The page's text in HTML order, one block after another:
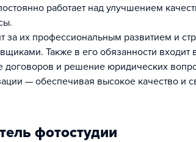
работает над улучшением
за их профессиональным развитием и
Также в его обязанности входит
и решение юридических
— обеспечивая высокое качество и
фотостудии